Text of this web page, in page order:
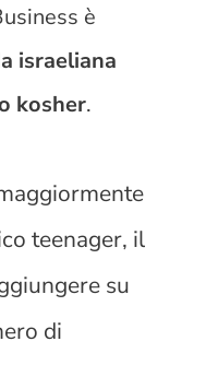
è
israeliana
kosher.
teenager, il
su
di